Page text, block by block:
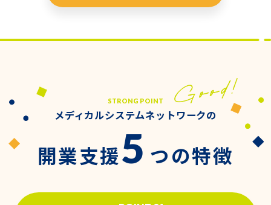
STRONG POINT
メディカルシステムネットワークの
開業支援5 つの特徴